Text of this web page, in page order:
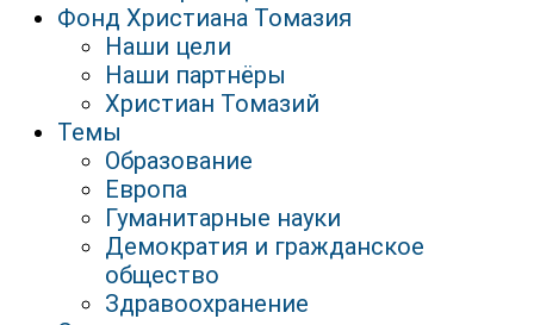
Фонд Христиана Томазия
Наши цели
Наши партнёры
Христиан Томазий
Темы
Образование
Европа
Гуманитарные науки
Демократия и гражданское
общество
Здравоохранение